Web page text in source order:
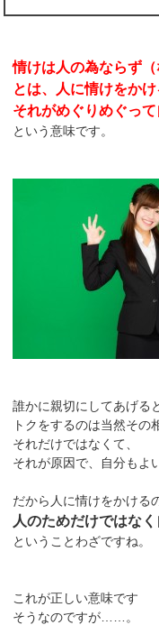
情けは人の為ならず
とは、人に情けをかけ
それがめぐりめぐっ
という意味です。
誰かに親切にしてあげる
トクをするのは当然その
それだけではなくて、
それが原因で、自分もよ
だから人に情けをかける
人のためだけではな
ということわざですね。
これが正しい意味です
そうなのですが……。